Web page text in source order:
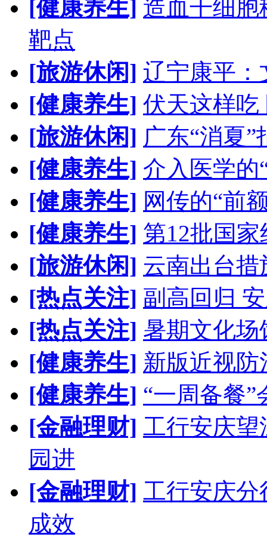
[健康养生] 造血干细
靶点
[旅游休闲] 辽宁康平：
[健康养生] 伏天这样吃
[旅游休闲] 广东“消夏”
[健康养生] 介入医学的
[健康养生] 网传的“前
[健康养生] 第12批国
[旅游休闲] 云南出台
[热点关注] 副高回归
[热点关注] 暑期文化场
[健康养生] 新版近视
[健康养生] “一周备餐
[金融理财] 工行安庆望
园进
[金融理财] 工行安庆分
成效